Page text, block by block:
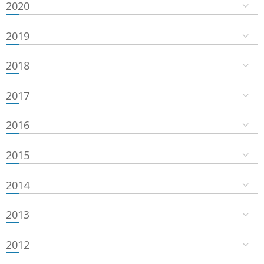
2020
2019
2018
2017
2016
2015
2014
2013
2012